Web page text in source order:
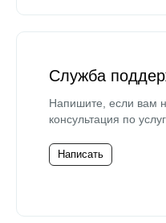
Служба
Напишите, если вам
консультация по
Написать